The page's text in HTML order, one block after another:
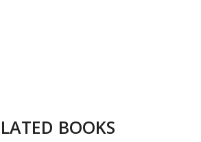
BOOKS